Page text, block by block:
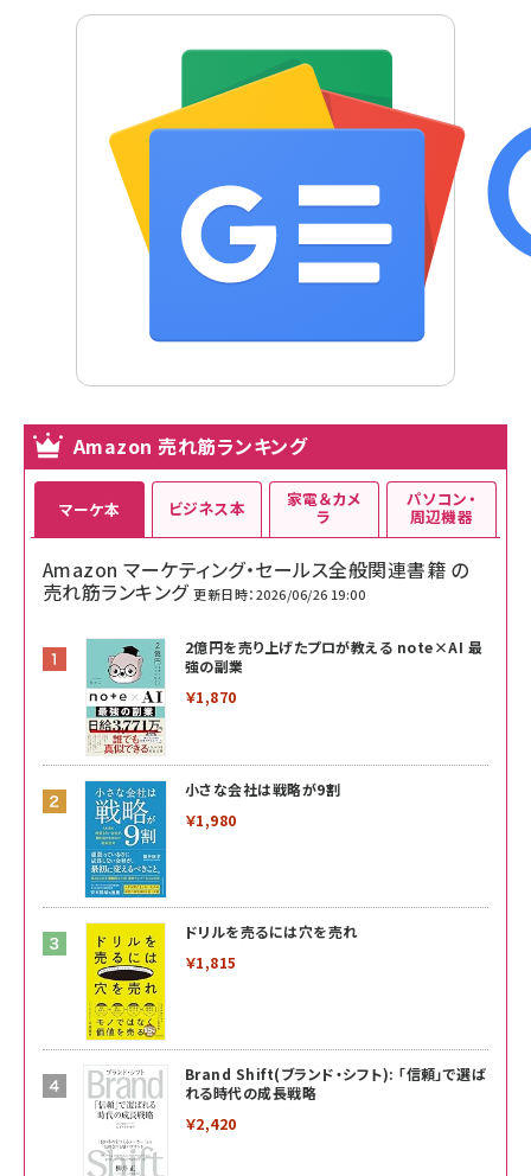
Amazon 売れ筋ランキング
マーケ本
Amazon マーケティング・セールス全般関連書籍 の
売れ筋ランキング 更新日時：2026/06/26 19:00
2億円を売り上げたプロが教える note×AI 最
強の副業
￥1,870
小さな会社は戦略が9割
￥1,980
ドリルを売るには穴を売れ
￥1,815
Brand Shift(ブランド・シフト): 「信頼」で選ば
れる時代の成長戦略
￥2,420
ビジネス本 家電＆カメ
ラ
パソコン・
周辺機器